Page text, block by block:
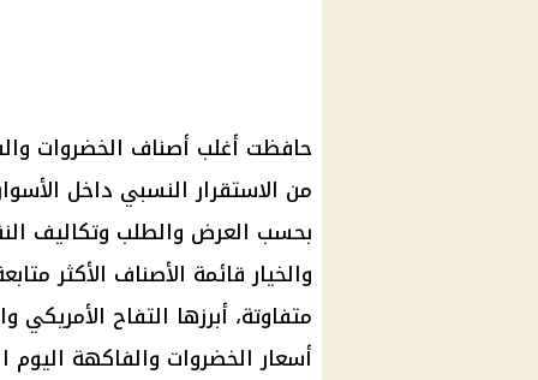
من الاستقرار النسبي داخل
بحسب العرض والطلب وتكاليف
والخيار قائمة الأصناف الأكثر
متفاوتة، أبرزها التفاح
أسعار الخضروات والفاكهة